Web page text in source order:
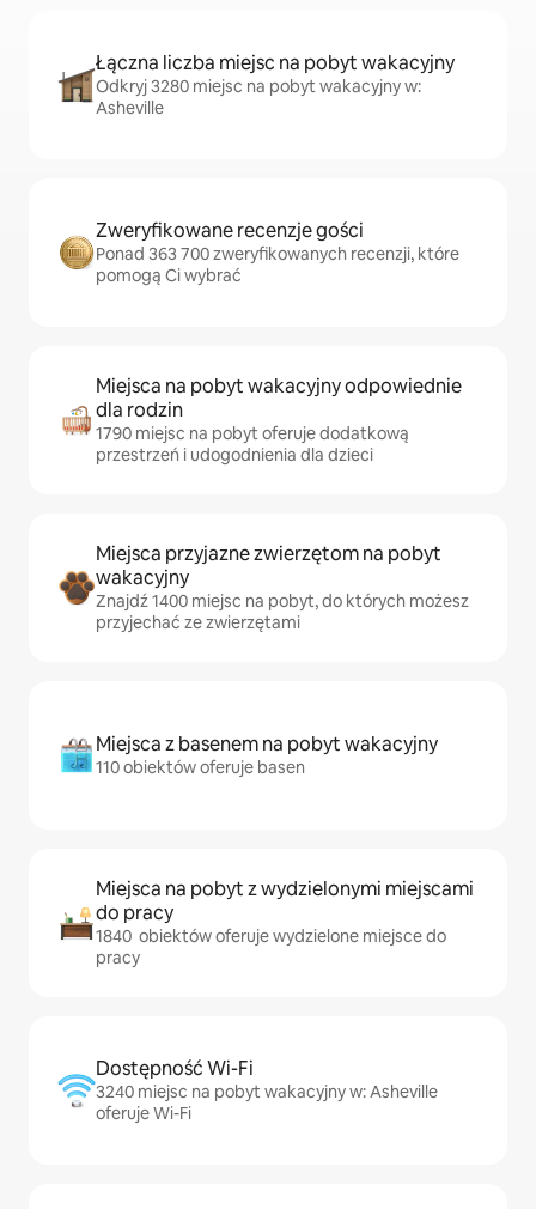
Łączna liczba miejsc na pobyt wakacyjny
Odkryj 3280 miejsc na pobyt wakacyjny w:
Asheville
Zweryfikowane recenzje gości
Ponad 363 700 zweryfikowanych recenzji, które
pomogą Ci wybrać
Miejsca na pobyt wakacyjny odpowiednie
dla rodzin
1790 miejsc na pobyt oferuje dodatkową
przestrzeń i udogodnienia dla dzieci
Miejsca przyjazne zwierzętom na pobyt
wakacyjny
Znajdź 1400 miejsc na pobyt, do których możesz
przyjechać ze zwierzętami
Miejsca z basenem na pobyt wakacyjny
110 obiektów oferuje basen
Miejsca na pobyt z wydzielonymi miejscami
do pracy
1840 obiektów oferuje wydzielone miejsce do
pracy
Dostępność Wi-Fi
3240 miejsc na pobyt wakacyjny w: Asheville
oferuje Wi-Fi